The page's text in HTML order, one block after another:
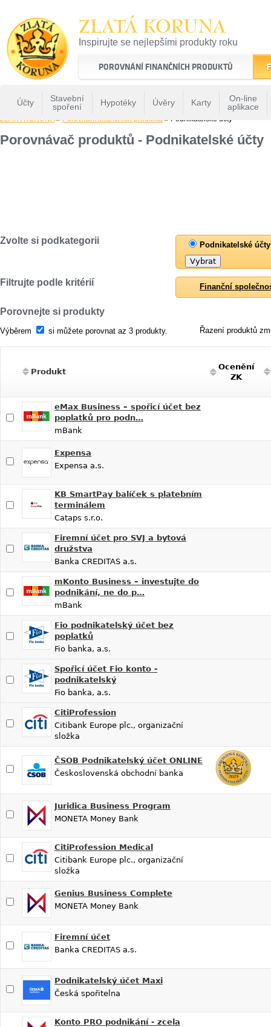
ZLATÁ KORUNA
Inspirujte se nejlepšími produkty roku
22 let tradice a kvality na finančním trhu
POROVNÁNÍ FINANČNÍCH PRODUKTŮ
Účty
Stavební
spoření
Hypotéky Úvěry Karty
On-line
aplikace
ZLATÁ KORUNA» Porovnání finančních produktů » Podnikatelské účty
Porovnávač produktů - Podnikatelské účty
Zvolte si podkategorii Podnikatelské účty
Filtrujte podle kritérií Finanční
Porovnejte si produkty
Řazení produktů
Výběrem si můžete porovnat az 3 produkty.
Produkt
Ocenění
ZK
eMax Business – spořicí účet bez
poplatků pro podn…
mBank
Expensa
Expensa a.s.
KB SmartPay balíček s platebním
terminálem
Cataps s.r.o.
Firemní účet pro SVJ a bytová
družstva
Banka CREDITAS a.s.
mKonto Business – investujte do
podnikání, ne do p…
mBank
Fio podnikatelský účet bez
poplatků
Fio banka, a.s.
Spořicí účet Fio konto -
podnikatelský
Fio banka, a.s.
CitiProfession
Citibank Europe plc., organizační
složka
ČSOB Podnikatelský účet ONLINE
Československá obchodní banka
Juridica Business Program
MONETA Money Bank
CitiProfession Medical
Citibank Europe plc., organizační
složka
Genius Business Complete
MONETA Money Bank
Firemní účet
Banka CREDITAS a.s.
Podnikatelský účet Maxi
Česká spořitelna
Konto PRO podnikání - zcela